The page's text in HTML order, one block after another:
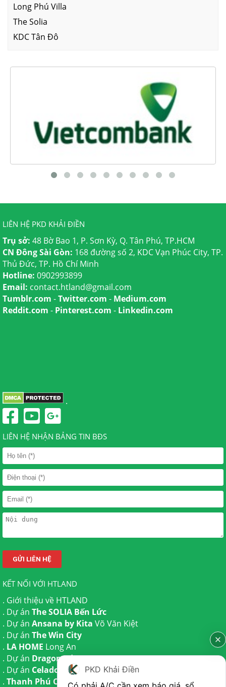
Long Phú Villa
The Solia
KDC Tân Đô
LIÊN HỆ PKD KHẢI ĐIỀN
Trụ sở: 48 Bờ Bao 1, P. Sơn Kỳ, Q. Tân Phú, TP.HCM
CN Đông Sài Gòn: 168 đường số 2, KDC Vạn Phúc City, TP.
Thủ Đức, TP. Hồ Chí Minh
Hotline: 0902993899
Email: contact.htland@gmail.com
Tumblr.com -Twitter.com - Medium.com
Reddit.com - Pinterest.com - Linkedin.com
.
LIÊN HỆ NHẬN BẢNG TIN BĐS
KẾT NỐI VỚI HTLAND
. Giới thiệu về HTLAND
. Dự án The SOLIA Bến Lức
. Dự án Ansana by Kita Võ Văn Kiệt
. Dự án The Win City
. LA HOME Long An
. Dự án Dragon Eden Long An
. Dự án Celadon City
Tân Phú
. Thanh Phú Centre PointBến Lức
PKD Khải Điền